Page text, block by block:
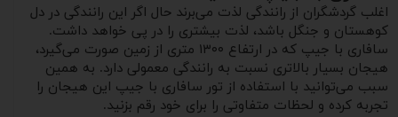
اغلب گردشگران از رانندگی لذت می‌برند حال اگر این رانندگی در دل
کوهستان و جنگل باشد، لذت بیشتری را در پی خواهد داشت.
سافاری با جیپ که در ارتفاع ۱۳۰۰ متری از زمین صورت می‌گیرد،
هیجان بسیار بالاتری نسبت به رانندگی معمولی دارد. به همین
سبب می‌توانید با استفاده از تور سافاری با جیپ این هیجان را
تجربه کرده و لحظات متفاوتی را برای خود رقم بزنید.